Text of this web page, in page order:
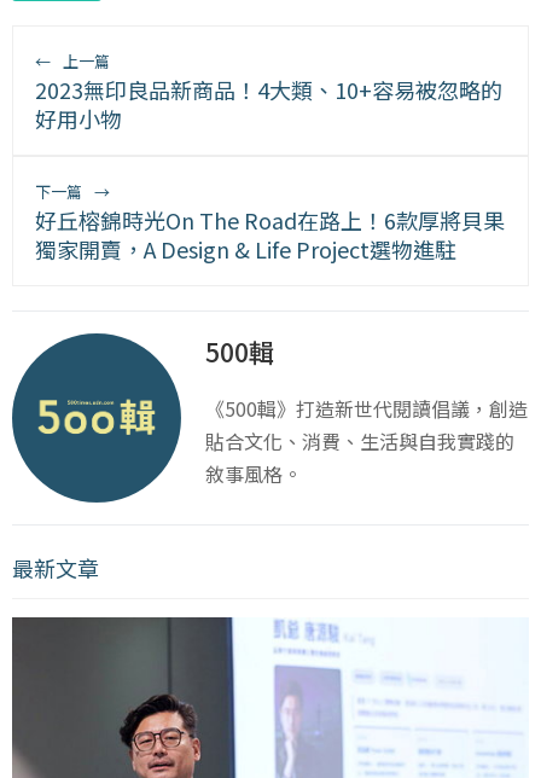
← 上一篇
2023無印良品新商品！4大類、10+容易被忽略的
好用小物
下一篇 →
好丘榕錦時光On The Road在路上！6款厚將貝果
獨家開賣，A Design & Life Project選物進駐
500輯
《500輯》打造新世代閱讀倡議，創造
貼合文化、消費、生活與自我實踐的
敘事風格。
最新文章